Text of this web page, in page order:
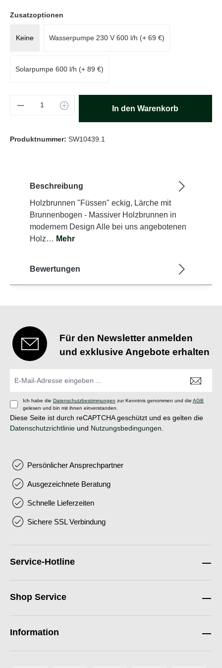
Zusatzoptionen
Keine Wasserpumpe 230 V 600 l/h (+ 69 €)
Solarpumpe 600 l/h (+ 89 €)
Produkt Anzahl: Gib den gewünschten
In den Warenkorb
Produktnummer: SW10439.1
Beschreibung
Holzbrunnen "Füssen" eckig, Lärche mit
Brunnenbogen - Massiver Holzbrunnen in
modernem Design Alle bei uns angebotenen
Holz… Mehr
Bewertungen
Für den Newsletter anmelden
und exklusive Angebote erhalten
Ich habe die Datenschutzbestimmungen zur Kenntnis genommen und die AGB
gelesen und bin mit ihnen einverstanden.
Diese Seite ist durch reCAPTCHA geschützt und es gelten die
Datenschutzrichtlinie und Nutzungsbedingungen
Persönlicher Ansprechpartner
Ausgezeichnete Beratung
Schnelle Lieferzeiten
Sichere SSL Verbindung
Service-Hotline
Shop Service
Information